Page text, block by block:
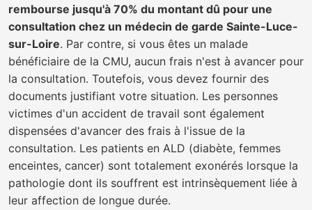
rembourse jusqu'à 70% du montant dû pour une
consultation chez un médecin de garde Sainte-Luce-
sur-Loire. Par contre, si vous êtes un malade
bénéficiaire de la CMU, aucun frais n'est à avancer pour
la consultation. Toutefois, vous devez fournir des
documents justifiant votre situation. Les personnes
victimes d'un accident de travail sont également
dispensées d'avancer des frais à l'issue de la
consultation. Les patients en ALD (diabète, femmes
enceintes, cancer) sont totalement exonérés lorsque la
pathologie dont ils souffrent est intrinsèquement liée à
leur affection de longue durée.